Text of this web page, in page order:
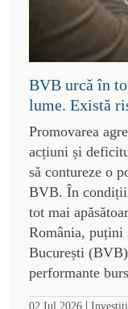
BVB urcă în
lume. Există
Promovarea
acțiuni și
să contureze o
BVB. În
tot mai
România, puțini
București
performante
02 Iul 2026 |